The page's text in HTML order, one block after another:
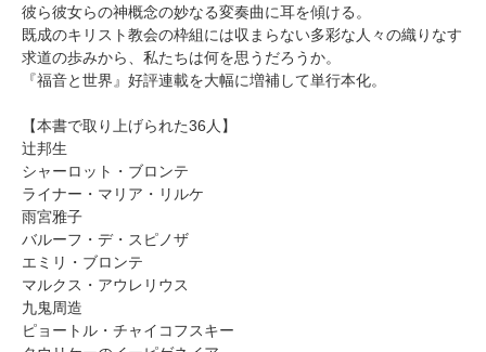
彼ら彼女らの神概念の妙なる変奏曲に耳を傾ける。
既成のキリスト教会の枠組には収まらない多彩な人々の織りなす
求道の歩みから、私たちは何を思うだろうか。
『福音と世界』好評連載を大幅に増補して単行本化。
【本書で取り上げられた36人】
辻邦生
シャーロット・ブロンテ
ライナー・マリア・リルケ
雨宮雅子
バルーフ・デ・スピノザ
エミリ・ブロンテ
マルクス・アウレリウス
九鬼周造
ピョートル・チャイコフスキー